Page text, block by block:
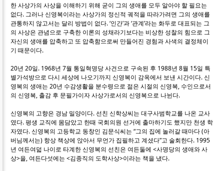
한 사상가의 사상을 이해하기 위해 굳이 그의 생애를 모두 알아야 할 필요는
없다. 그러나 신영복이라는 사상가의 정신적 궤적을 따라가려면 그의 생애를
관통하지 않고서는 달리 방법이 없다. ‘인간’과 ‘관계’라는 화두로 대표되는 그
의 사상은 관념으로 구축한 이론의 성채라기보다는 비상한 성찰의 힘으로 그
자신의 생애를 압축하고 또 압축함으로써 만들어진 경험과 사색의 결정체이
기 때문이다.
20년 20일. 1968년 7월 통일혁명당 사건으로 구속된 후 1988년 8월 15일 특
별가석방으로 다시 세상에 나오기까지 신영복이 감옥에서 보낸 시간이다. 신
영복의 생애는 20년 수감생활을 분수령으로 젊은 시절의 신영복, 수인으로서
의 신영복, 출감 후 문필가이자 사상가로서의 신영복으로 나뉜다.
신영복의 고향은 경남 밀양이다. 선친 신학상씨는 대구사범학교를 나온 교사
였다. 평생 교직에 몸담았고 한때 국회의원 선거에 출마하기도 했지만 천생 학
자였다. 신영복의 고등학교 동창인 김문식씨는 “그의 집에 놀러갈 때마다 (아
버님께서는) 항상 책상에 앉아서 무언가 집필하고 계셨다”고 술회한다. 1995
년 여든여덟 나이로 타계한 신영복의 선친은 여든둘에 <사명당의 생애와 사
상>을, 여든다섯에는 <김종직의 도학사상>이라는 책을 냈다.